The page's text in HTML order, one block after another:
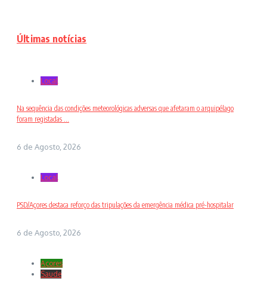
Últimas notícias
Local
Na sequência das condições meteorológicas adversas que afetaram o arquipélago
foram registadas ...
6 de Agosto, 2026
Local
PSD/Açores destaca reforço das tripulações da emergência médica pré-hospitalar
6 de Agosto, 2026
Açores
Saude